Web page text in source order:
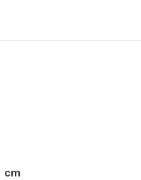
cm